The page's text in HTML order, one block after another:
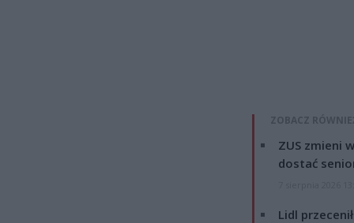
ZOBACZ
ZUS zmieni
dostać
Lidl